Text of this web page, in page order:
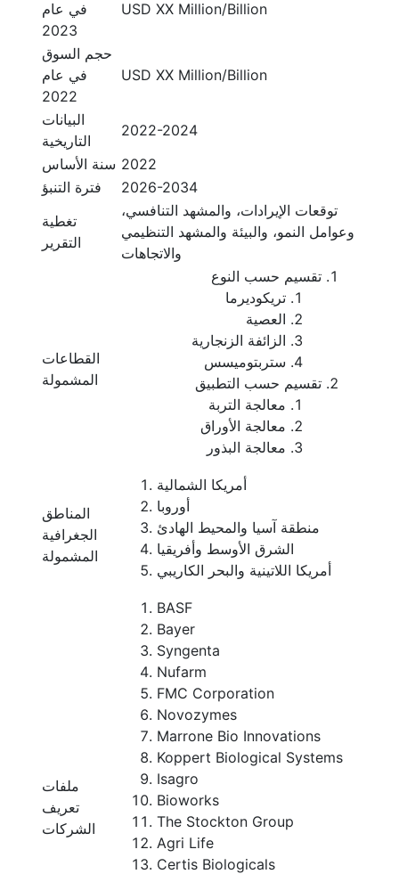
في عام
2023
USD XX Million/Billion
حجم السوق
في عام
2022
USD XX Million/Billion
البيانات
التاريخية
2022-2024
سنة الأساس 2022
فترة التنبؤ
2026-2034
تغطية
التقرير
توقعات الإيرادات، والمشهد التنافسي،
وعوامل النمو، والبيئة والمشهد التنظيمي
والاتجاهات
القطاعات
المشمولة
تقسيم حسب النوع
تريكوديرما
العصية
الزائفة الزنجارية
ستربتوميسس
تقسيم حسب التطبيق
معالجة التربة
معالجة الأوراق
معالجة البذور
المناطق
الجغرافية
المشمولة
أمريكا الشمالية
أوروبا
منطقة آسيا والمحيط الهادئ
الشرق الأوسط وأفريقيا
أمريكا اللاتينية والبحر الكاريبي
ملفات
تعريف
الشركات
BASF
Bayer
Syngenta
Nufarm
FMC Corporation
Novozymes
Marrone Bio Innovations
Koppert Biological Systems
Isagro
Bioworks
The Stockton Group
Agri Life
Certis Biologicals